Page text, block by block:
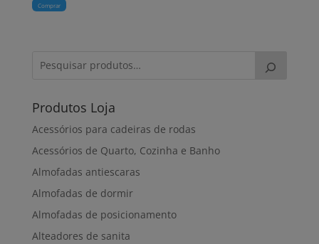
Comprar
Produtos Loja
Acessórios para cadeiras de rodas
Acessórios de Quarto, Cozinha e Banho
Almofadas antiescaras
Almofadas de dormir
Almofadas de posicionamento
Alteadores de sanita